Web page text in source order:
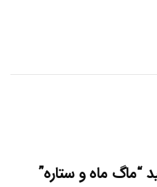
“ماگ ماه و ستاره”